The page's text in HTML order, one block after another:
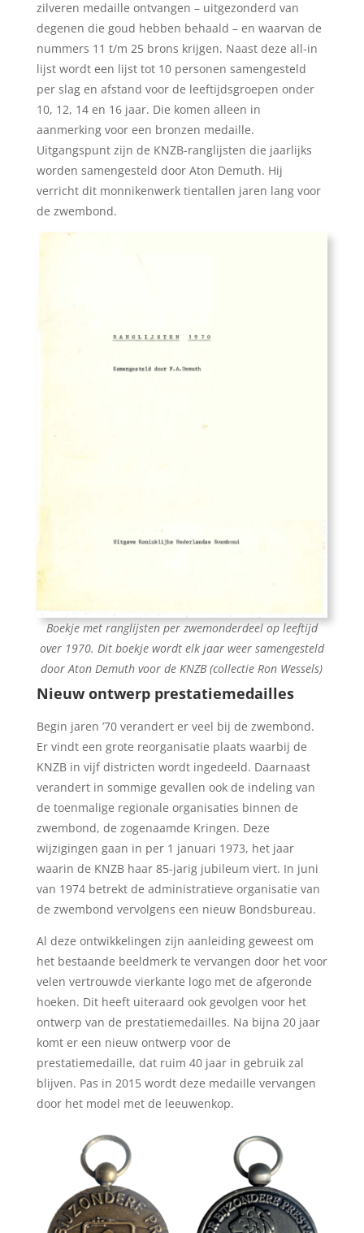
zilveren medaille ontvangen – uitgezonderd van
degenen die goud hebben behaald – en waarvan de
nummers 11 t/m 25 brons krijgen. Naast deze all-in
lijst wordt een lijst tot 10 personen samengesteld
per slag en afstand voor de leeftijdsgroepen onder
10, 12, 14 en 16 jaar. Die komen alleen in
aanmerking voor een bronzen medaille.
Uitgangspunt zijn de KNZB-ranglijsten die jaarlijks
worden samengesteld door Aton Demuth. Hij
verricht dit monnikenwerk tientallen jaren lang voor
de zwembond.
Boekje met ranglijsten per zwemonderdeel op leeftijd
over 1970. Dit boekje wordt elk jaar weer samengesteld
door Aton Demuth voor de KNZB (collectie Ron Wessels)
Nieuw ontwerp prestatiemedailles
Begin jaren ’70 verandert er veel bij de zwembond.
Er vindt een grote reorganisatie plaats waarbij de
KNZB in vijf districten wordt ingedeeld. Daarnaast
verandert in sommige gevallen ook de indeling van
de toenmalige regionale organisaties binnen de
zwembond, de zogenaamde Kringen. Deze
wijzigingen gaan in per 1 januari 1973, het jaar
waarin de KNZB haar 85-jarig jubileum viert. In juni
van 1974 betrekt de administratieve organisatie van
de zwembond vervolgens een nieuw Bondsbureau.
Al deze ontwikkelingen zijn aanleiding geweest om
het bestaande beeldmerk te vervangen door het voor
velen vertrouwde vierkante logo met de afgeronde
hoeken. Dit heeft uiteraard ook gevolgen voor het
ontwerp van de prestatiemedailles. Na bijna 20 jaar
komt er een nieuw ontwerp voor de
prestatiemedaille, dat ruim 40 jaar in gebruik zal
blijven. Pas in 2015 wordt deze medaille vervangen
door het model met de leeuwenkop.